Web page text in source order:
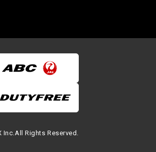
Rights Reserved.